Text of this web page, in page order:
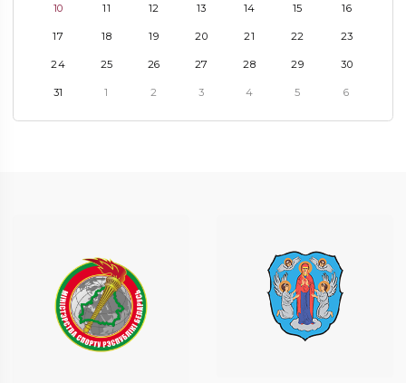
10 11 12 13 14 15 16
17 18 19 20 21 22 23
24 25 26 27 28 29 30
31 1 2 3 4 5 6